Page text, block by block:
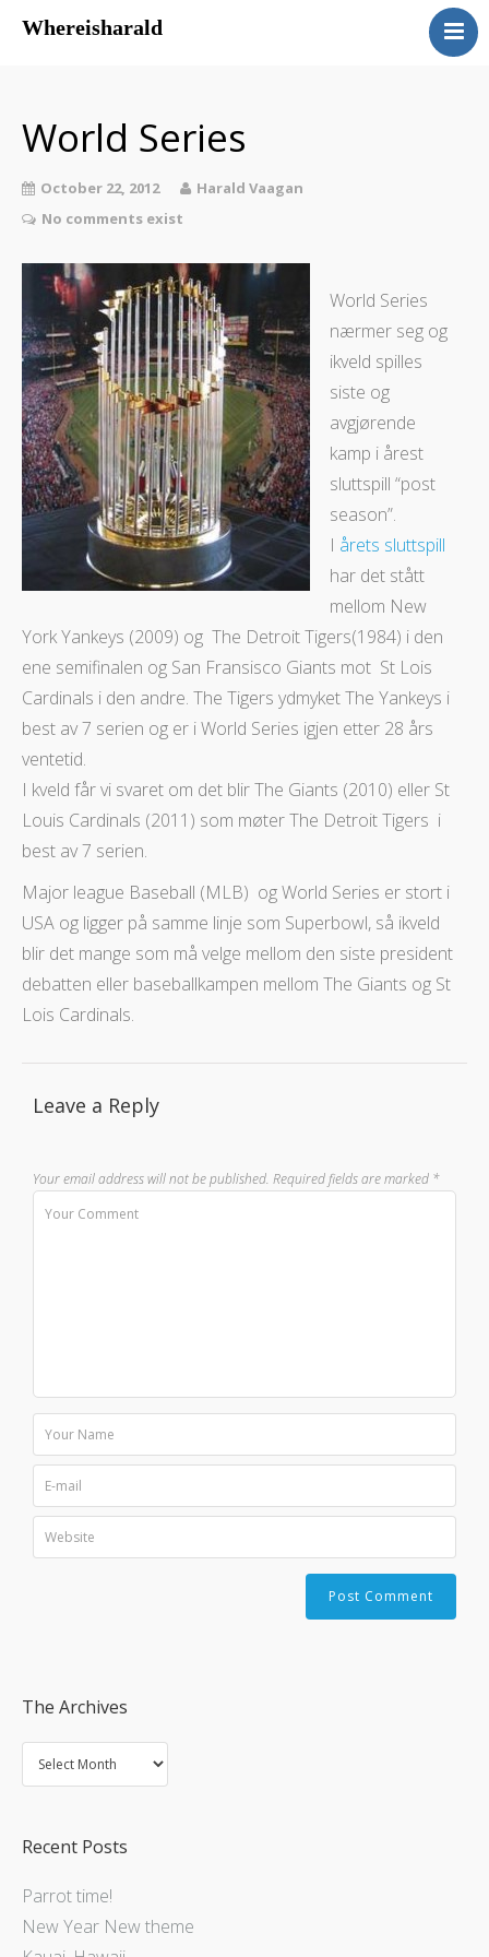
Whereisharald
World Series
October 22, 2012
Harald Vaagan
No comments exist
World Series
nærmer seg og
ikveld spilles
siste og
avgjørende
kamp i årest
sluttspill “post
season”.
I årets sluttspill
har det stått
mellom New
York Yankeys (2009) og The Detroit Tigers(1984) i den
ene semifinalen og San Fransisco Giants mot St Lois
Cardinals i den andre. The Tigers ydmyket The Yankeys i
best av 7 serien og er i World Series igjen etter 28 års
ventetid.
I kveld får vi svaret om det blir The Giants (2010) eller St
Louis Cardinals (2011) som møter The Detroit Tigers i
best av 7 serien.
Major league Baseball (MLB) og World Series er stort i
USA og ligger på samme linje som Superbowl, så ikveld
blir det mange som må velge mellom den siste president
debatten eller baseballkampen mellom The Giants og St
Lois Cardinals.
Leave a Reply
Your email address will not be published. Required fields are marked *
The Archives
Recent Posts
Parrot time!
New Year New theme